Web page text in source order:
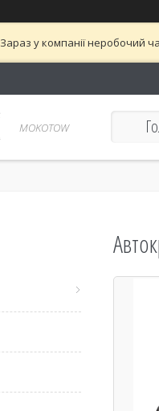
Зараз у компанії неробочий
MOKOTOW